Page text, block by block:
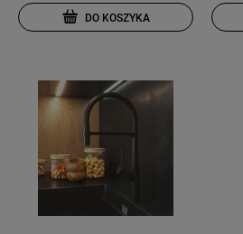
DO KOSZYKA